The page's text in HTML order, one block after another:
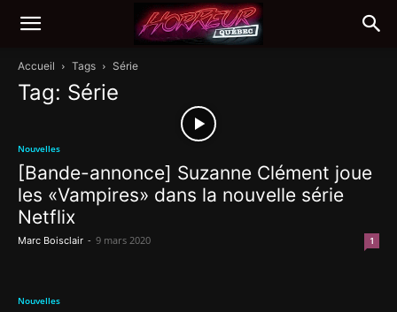
Accueil Tags Série
Tag: Série
Nouvelles
[Bande-annonce] Suzanne Clément joue
les «Vampires» dans la nouvelle série
Netflix
Marc Boisclair - 9 mars 2020 1
Nouvelles